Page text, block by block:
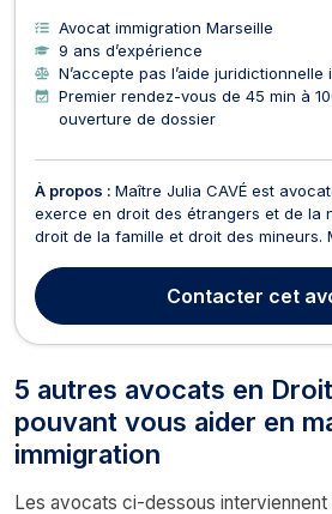
Avocat immigration Marseille
9 ans d’expérience
N’accepte pas l’aide juridictionnelle
Premier rendez-vous de 45 min à
ouverture de dossier
À propos : Maître Julia CAVÉ est
exerce en droit des étrangers et de la
droit de la famille et droit des mineurs.
auprès de la Préfecture, de
VISA et de regroupement familial. Maî...
Contacter cet
5 autres avocats en
pouvant vous aider en
immigration
Les avocats ci-dessous interviennent